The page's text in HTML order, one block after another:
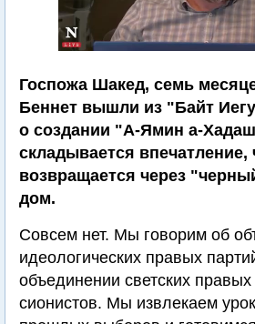
Госпожа Шакед, семь
Беннет вышли из "Байт
о создании "А-Ямин а-
складывается впечатление,
возвращается через
дом.
Совсем нет. Мы говорим об
идеологических правых
объединении светских
сионистов. Мы извлекаем